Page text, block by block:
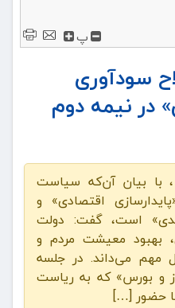
پ
سودآوری
نیمه دوم
با بیان آن‌که سیاست
اقتصادی» و
است، گفت: دولت
بهبود معیشت مردم و
مهم می‌داند. در جلسه
و بورس» که به ریاست
حضور […]